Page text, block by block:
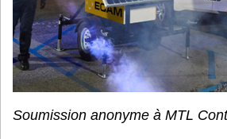
Soumission anonyme à MTL